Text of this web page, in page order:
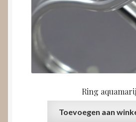
Ring
Toevoegen aan